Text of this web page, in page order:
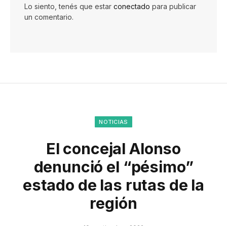
Lo siento, tenés que estar conectado para publicar
un comentario.
NOTICIAS
El concejal Alonso
denunció el “pésimo”
estado de las rutas de la
región